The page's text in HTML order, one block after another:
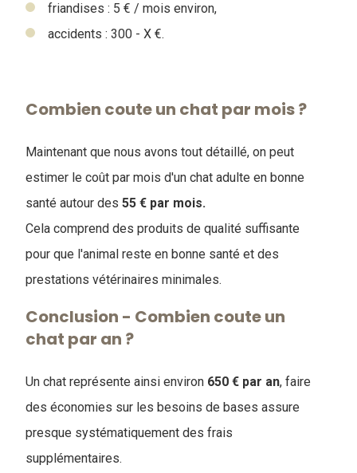
friandises : 5 € / mois environ,
accidents : 300 - X €.
Combien coute un chat par mois ?
Maintenant que nous avons tout détaillé, on peut
estimer le coût par mois d'un chat adulte en bonne
santé autour des 55 € par mois.
Cela comprend des produits de qualité suffisante
pour que l'animal reste en bonne santé et des
prestations vétérinaires minimales.
Conclusion - Combien coute un
chat par an ?
Un chat représente ainsi environ 650 € par an, faire
des économies sur les besoins de bases assure
presque systématiquement des frais
supplémentaires.